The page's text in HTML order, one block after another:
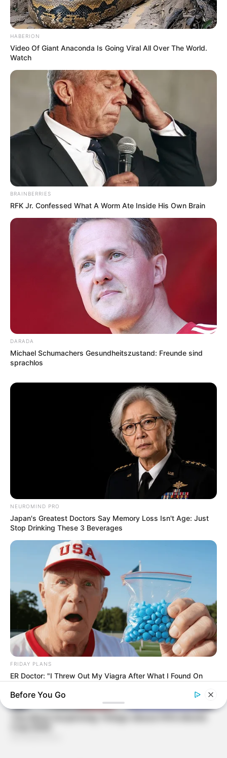
HABERION
Video Of Giant Anaconda Is Going Viral All Over The World.
Watch
BRAINBERRIES
RFK Jr. Confessed What A Worm Ate Inside His Own Brain
DARADA
Michael Schumachers Gesundheitszustand: Freunde sind
sprachlos
NEUROMIND PRO
Japan's Greatest Doctors Say Memory Loss Isn't Age: Just
Stop Drinking These 3 Beverages
FRIDAY PLANS
ER Doctor: "I Threw Out My Viagra After What I Found On
Before You Go